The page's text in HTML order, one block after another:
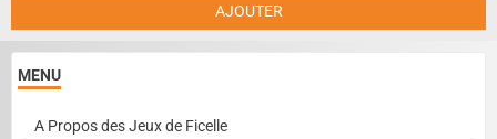
AJOUTER
MENU
A Propos des Jeux de Ficelle